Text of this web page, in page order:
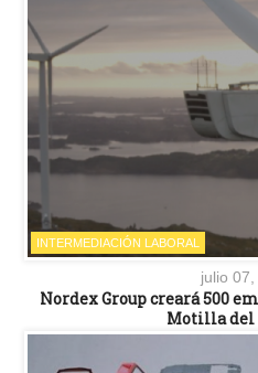
INTERMEDIACIÓN LABORAL
julio
Nordex Group creará 500
Motilla del